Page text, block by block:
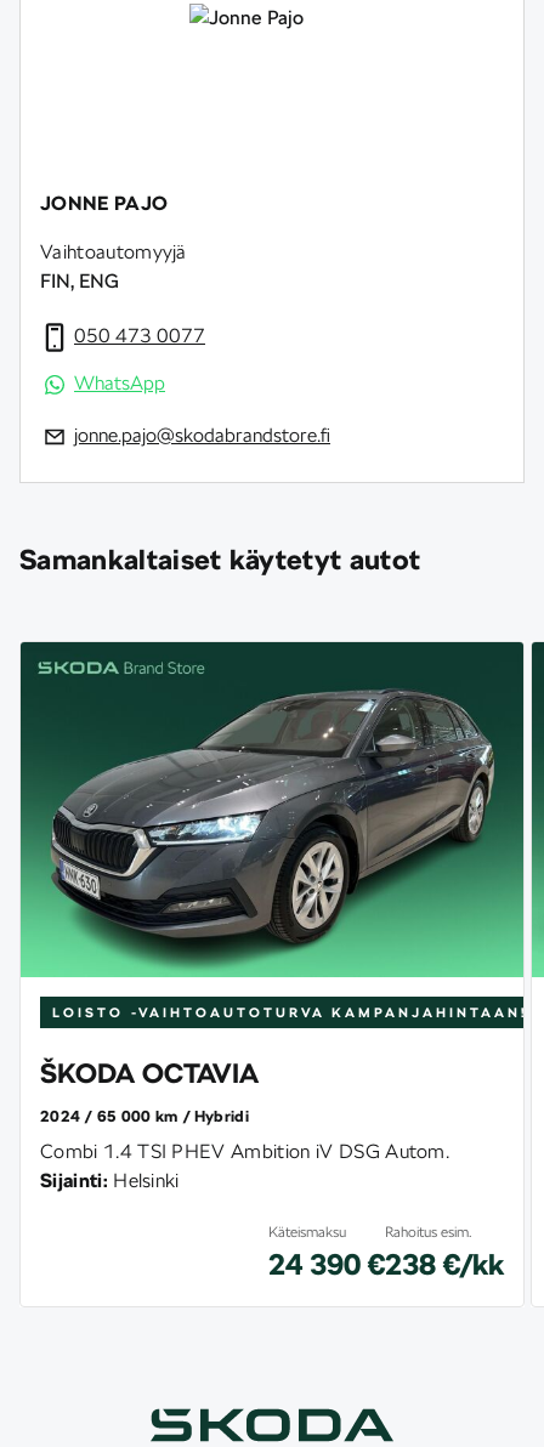
JONNE PAJO
Vaihtoautomyyjä
FIN, ENG
050 473 0077
WhatsApp
jonne.pajo@skodabrandstore.fi
Samankaltaiset käytetyt autot
LOISTO -VAIHTOAUTOTURVA KAMPANJAHINTAAN!
ŠKODA OCTAVIA
2024 65 000 km Hybridi
Combi 1.4 TSI PHEV Ambition iV DSG Autom.
Sijainti: Helsinki
Käteismaksu
24 390 €
Rahoitus esim.
238 €/kk